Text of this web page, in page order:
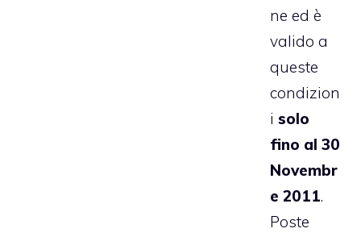
ne ed è
valido a
queste
condizion
i solo
fino al 30
Novembr
e 2011.
Poste